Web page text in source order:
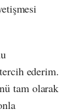
ederim.
tam olarak